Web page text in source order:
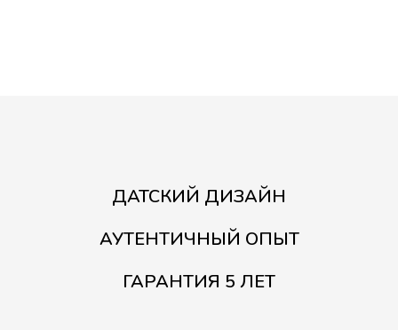
ДАТСКИЙ ДИЗАЙН
АУТЕНТИЧНЫЙ ОПЫТ
ГАРАНТИЯ 5 ЛЕТ